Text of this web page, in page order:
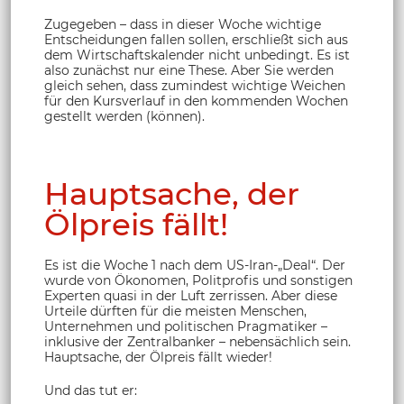
Zugegeben – dass in dieser Woche wichtige
Entscheidungen fallen sollen, erschließt sich aus
dem Wirtschaftskalender nicht unbedingt. Es ist
also zunächst nur eine These. Aber Sie werden
gleich sehen, dass zumindest wichtige Weichen
für den Kursverlauf in den kommenden Wochen
gestellt werden (können).
Hauptsache, der
Ölpreis fällt!
Es ist die Woche 1 nach dem US-Iran-„Deal“. Der
wurde von Ökonomen, Politprofis und sonstigen
Experten quasi in der Luft zerrissen. Aber diese
Urteile dürften für die meisten Menschen,
Unternehmen und politischen Pragmatiker –
inklusive der Zentralbanker – nebensächlich sein.
Hauptsache, der Ölpreis fällt wieder!
Und das tut er: